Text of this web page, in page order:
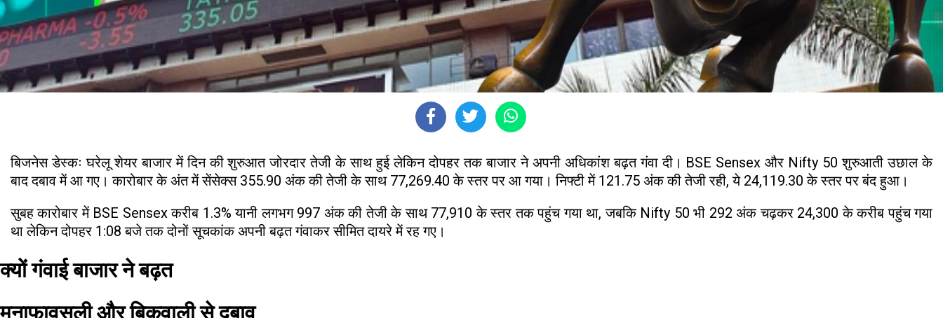
बिजनेस डेस्कः घरेलू शेयर बाजार में दिन की शुरुआत जोरदार तेजी के साथ हुई लेकिन दोपहर तक बाजार ने अपनी अधिकांश बढ़त गंवा दी। BSE Sensex और Nifty 50 शुरुआती उछाल के
बाद दबाव में आ गए। कारोबार के अंत में सेंसेक्स 355.90 अंक की तेजी के साथ 77,269.40 के स्तर पर आ गया। निफ्टी में 121.75 अंक की तेजी रही, ये 24,119.30 के स्तर पर बंद हुआ।
सुबह कारोबार में BSE Sensex करीब 1.3% यानी लगभग 997 अंक की तेजी के साथ 77,910 के स्तर तक पहुंच गया था, जबकि Nifty 50 भी 292 अंक चढ़कर 24,300 के करीब पहुंच गया
था लेकिन दोपहर 1:08 बजे तक दोनों सूचकांक अपनी बढ़त गंवाकर सीमित दायरे में रह गए।
क्यों गंवाई बाजार ने बढ़त
मुनाफावसूली और बिकवाली से दबाव